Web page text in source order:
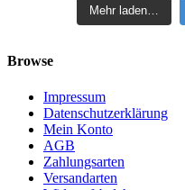
Mehr laden…
Browse
Impressum
Datenschutzerklärung
Mein Konto
AGB
Zahlungsarten
Versandarten